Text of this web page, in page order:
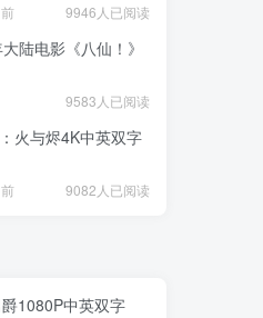
9946人已阅读
陆电影《八仙！》
9583人已阅读
火与烬4K中英双字
9082人已阅读
1080P中英双字
器,正常更新，
电影「1080p/4k高
下载
1.1W+人已阅读